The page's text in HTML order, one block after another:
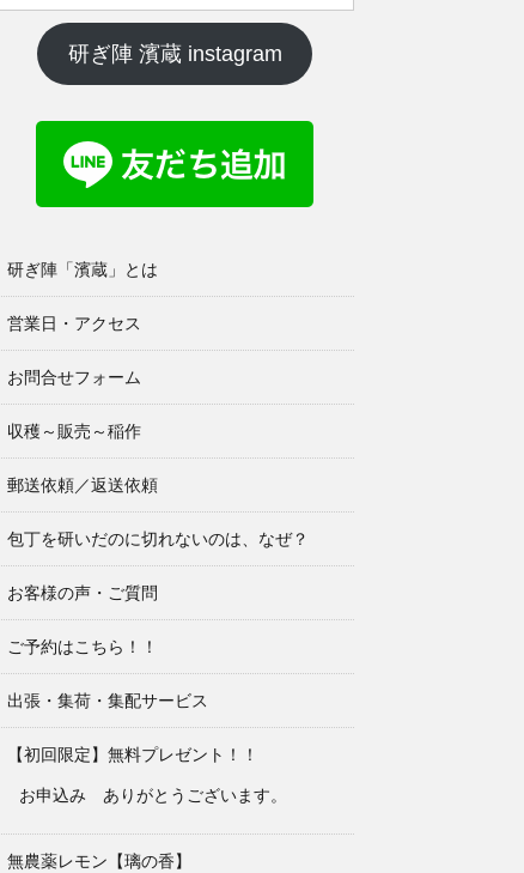
研ぎ陣 濱蔵 instagram
研ぎ陣「濱蔵」とは
営業日・アクセス
お問合せフォーム
収穫～販売～稲作
郵送依頼／返送依頼
包丁を研いだのに切れないのは、なぜ？
お客様の声・ご質問
ご予約はこちら！！
出張・集荷・集配サービス
【初回限定】無料プレゼント！！
お申込み ありがとうございます。
無農薬レモン【璃の香】